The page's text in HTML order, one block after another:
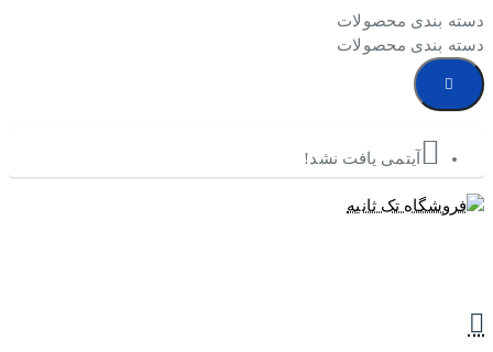
دسته بندی محصولات
دسته بندی محصولات
آیتمی یافت نشد!